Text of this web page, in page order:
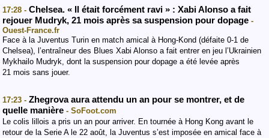
17:28 - Chelsea. « Il était forcément ravi » : Xabi Alonso a fait
rejouer Mudryk, 21 mois après sa suspension pour dopage -
Ouest-France.fr
Face à la Juventus Turin en match amical à Hong-Kond (défaite 0-1 de
Chelsea), l’entraîneur des Blues Xabi Alonso a fait entrer en jeu l’Ukrainien
Mykhailo Mudryk, dont la suspension pour dopage a été levée après
21 mois sans jouer.
17:23 - Zhegrova aura attendu un an pour se montrer, et de
quelle manière - SoFoot.com
Le colis lillois a pris un an pour arriver. En tournée à Hong Kong avant le
retour de la Serie A le 22 août, la Juventus s’est imposée en amical face à